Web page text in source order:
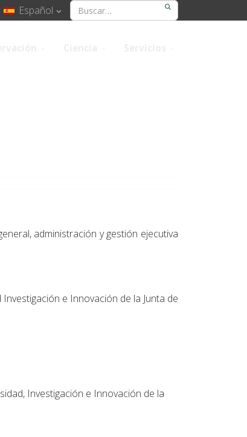
Español
administración y gestión ejecutiva
e Innovación de la Junta de
Investigación e Innovación de la